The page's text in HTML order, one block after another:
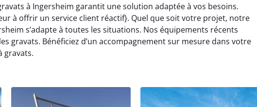
à Ingersheim garantit une solution adaptée à vos besoins.
à offrir un service client réactif}. Quel que soit votre projet, notre
s’adapte à toutes les situations. Nos équipements récents
gravats. Bénéficiez d’un accompagnement sur mesure dans votre
gravats.